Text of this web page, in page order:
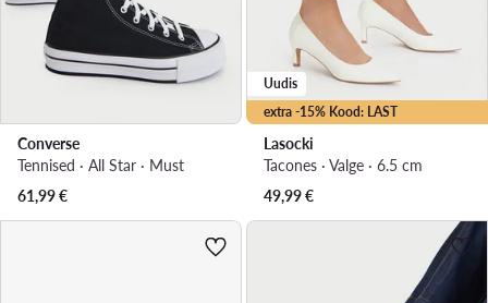
Converse
Tennised · All Star · Must
61,99€
extra -15% Kood: LAST
Uudis
Lasocki
Tacones · Valge · 6.5 cm
49,99€